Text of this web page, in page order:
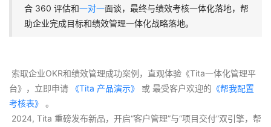
合 360 评估和一对一面谈，最终与绩效考核一体化落地，帮
助企业完成目标和绩效管理一体化战略落地。
台》，立即申请 《Tita 产品演示》 或 最受客户欢迎的 《帮我配置
考核表》
。